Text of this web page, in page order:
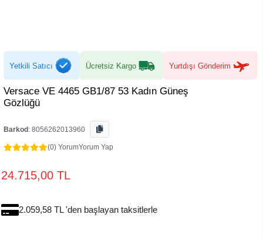
Yetkili Satıcı Ücretsiz Kargo Yurtdışı Gönderim
Versace VE 4465 GB1/87 53 Kadın Güneş
Gözlüğü
Barkod : 8056262013960
(0) YorumYorum Yap
24.715,00 TL
2.059,58 TL 'den başlayan taksitlerle